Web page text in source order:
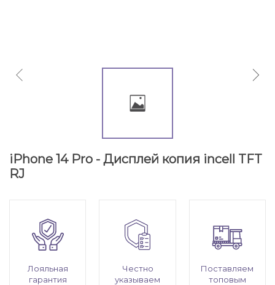
iPhone 14 Pro - Дисплей копия incell TFT
RJ
Лояльная
гарантия
Честно
указываем
Поставляем
топовым